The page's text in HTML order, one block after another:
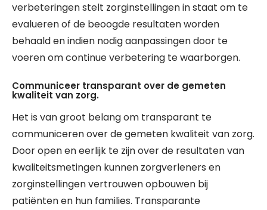
verbeteringen stelt zorginstellingen in staat om te
evalueren of de beoogde resultaten worden
behaald en indien nodig aanpassingen door te
voeren om continue verbetering te waarborgen.
Communiceer transparant over de gemeten
kwaliteit van zorg.
Het is van groot belang om transparant te
communiceren over de gemeten kwaliteit van zorg.
Door open en eerlijk te zijn over de resultaten van
kwaliteitsmetingen kunnen zorgverleners en
zorginstellingen vertrouwen opbouwen bij
patiënten en hun families. Transparante